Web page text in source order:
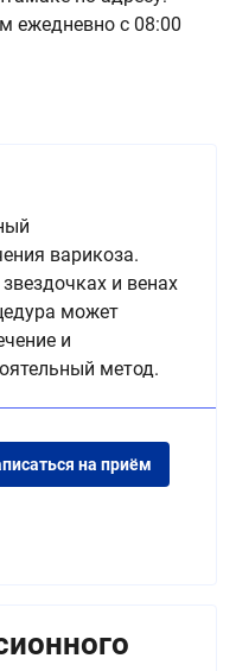
ежедневно с 08:00
варикоза.
и венах
может
и
метод.
на приём